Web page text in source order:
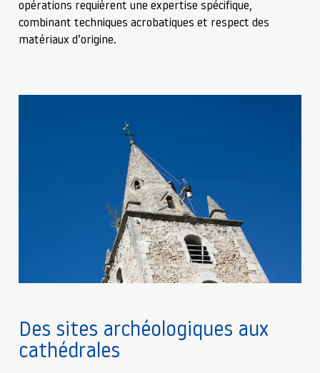
opérations requièrent une expertise spécifique,
combinant techniques acrobatiques et respect des
matériaux d’origine.
Des sites archéologiques aux
cathédrales